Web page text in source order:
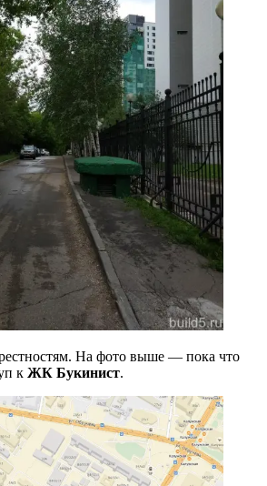
На фото выше — пока что
к ЖК Букинист.